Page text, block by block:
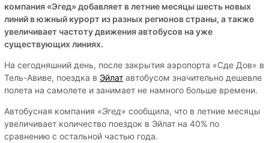
компания «Эгед» добавляет в летние месяцы шесть новых
линий в южный курорт из разных регионов страны, а также
увеличивает частоту движения автобусов на уже
существующих линиях.
На сегодняшний день, после закрытия аэропорта «Сде Дов» в
Тель-Авиве, поездка в Эйлат автобусом значительно дешевле
полета на самолете и занимает не намного больше времени.
Автобусная компания «Эгед» сообщила, что в летние месяцы
увеличивает количество поездок в Эйлат на 40% по
сравнению с остальной частью года.